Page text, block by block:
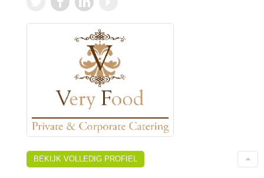
BEKIJK VOLLEDIG PROFIEL